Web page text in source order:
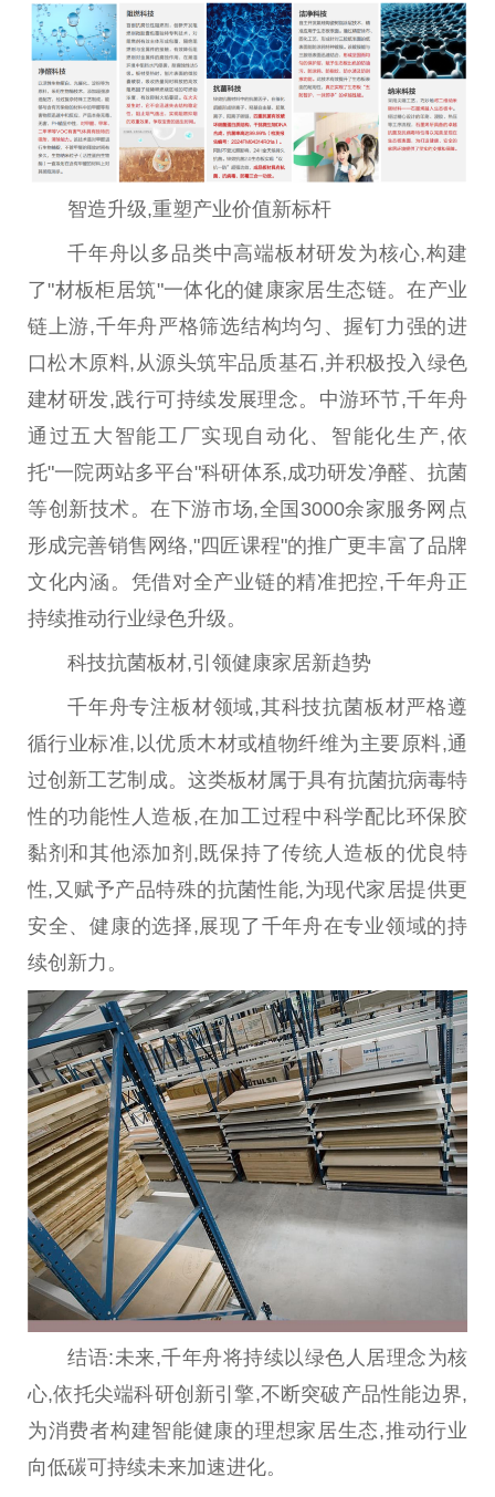
智造升级,重塑产业价值新标杆
千年舟以多品类中高端板材研发为核心,构建
了"材板柜居筑"一体化的健康家居生态链。在产业
链上游,千年舟严格筛选结构均匀、握钉力强的进
口松木原料,从源头筑牢品质基石,并积极投入绿色
建材研发,践行可持续发展理念。中游环节,千年舟
通过五大智能工厂实现自动化、智能化生产,依
托"一院两站多平台"科研体系,成功研发净醛、抗菌
等创新技术。在下游市场,全国3000余家服务网点
形成完善销售网络,"四匠课程"的推广更丰富了品牌
文化内涵。凭借对全产业链的精准把控,千年舟正
持续推动行业绿色升级。
科技抗菌板材,引领健康家居新趋势
千年舟专注板材领域,其科技抗菌板材严格遵
循行业标准,以优质木材或植物纤维为主要原料,通
过创新工艺制成。这类板材属于具有抗菌抗病毒特
性的功能性 人造板,在加工过程中科学配比环保胶
黏剂和其他添加剂,既保持了传统人造板的优良特
性,又赋予产品特殊的抗菌性能,为现代家居提供更
安全、健康的选择,展现了千年舟在专业领域的持
续创新力。
结语:未来,千年舟将持续以绿色人居理念为核
心,依托尖端科研创新引擎,不断突破产品性能边界,
为消费者构建智能健康的理想家居生态,推动行业
向低碳可持续未来加速进化。